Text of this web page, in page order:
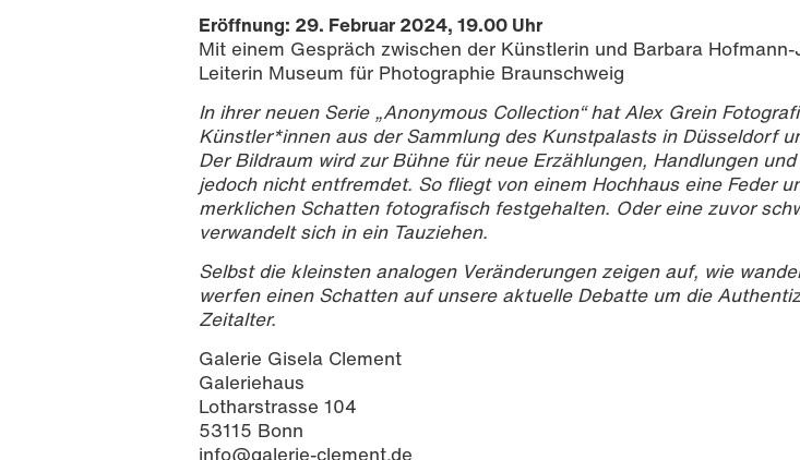
Eröffnung: 29. Februar 2024, 19.00 Uhr
Mit einem Gespräch zwischen der Künstlerin und Barbara
Leiterin Museum für Photographie Braunschweig
In ihrer neuen Serie „Anonymous Collection“ hat Alex Grein
Künstler*innen aus der Sammlung des Kunstpalasts in Düsseldorf
Der Bildraum wird zur Bühne für neue Erzählungen, Handlungen
jedoch nicht entfremdet. So fliegt von einem Hochhaus eine Feder
merklichen Schatten fotografisch festgehalten. Oder eine zuvor
verwandelt sich in ein Tauziehen.
Selbst die kleinsten analogen Veränderungen zeigen auf, wie
werfen einen Schatten auf unsere aktuelle Debatte um die
Zeitalter.
Galerie Gisela Clement
Galeriehaus
Lotharstrasse 104
53115 Bonn
info@galerie-clement.de